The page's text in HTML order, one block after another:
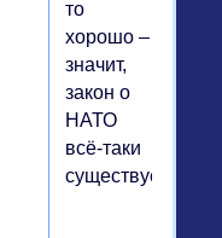
то
хорошо –
значит,
закон о
НАТО
всё-таки
существует.